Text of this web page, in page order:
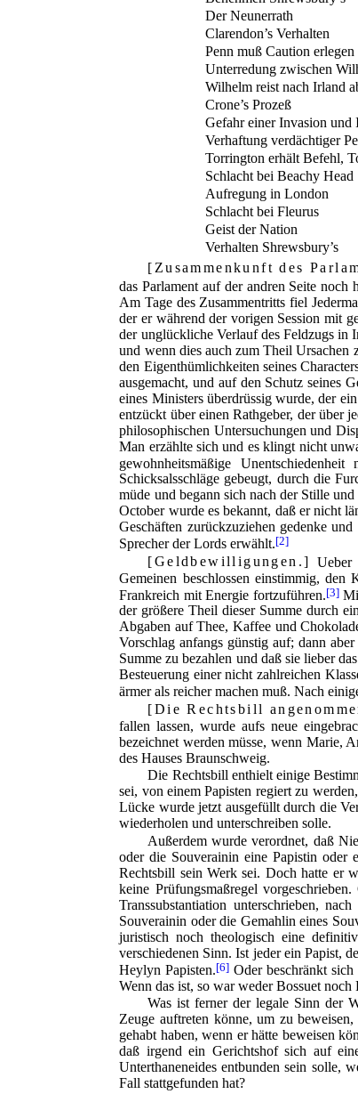
Der Neunerrath
Clarendon’s Verhalten
Penn muß Caution erlegen
Unterredung zwischen
Wilhelm reist nach Irland
Crone’s Prozeß
Gefahr einer Invasion und
Verhaftung verdächtiger
Torrington erhält Befehl,
Schlacht bei Beachy Head
Aufregung in London
Schlacht bei Fleurus
Geist der Nation
Verhalten Shrewsbury’s
Zusammenkunft des
das Parlament auf der andren Seite
Am Tage des Zusammentritts fiel
der er während der vorigen Session mit
der unglückliche Verlauf des Feldzugs in
und wenn dies auch zum Theil Ursachen
den Eigenthümlichkeiten seines
ausgemacht, und auf den Schutz seines
eines Ministers überdrüssig wurde, der
entzückt über einen Rathgeber, der über
philosophischen Untersuchungen und
Man erzählte sich und es klingt nicht
gewohnheitsmäßige
Schicksalsschläge gebeugt, durch die
müde und begann sich nach der Stille
October wurde es bekannt, daß er nicht
Geschäften zurückzuziehen gedenke
Sprecher der Lords erwählt. [2]
Geldbewilligungen.
Ueber
Gemeinen beschlossen einstimmig,
Frankreich mit Energie fortzuführen. [3]
der größere Theil dieser Summe durch
Abgaben auf Thee, Kaffee und
Vorschlag anfangs günstig auf; dann
Summe zu bezahlen und daß sie lieber
Besteuerung einer nicht zahlreichen
ärmer als reicher machen muß. Nach
Die Rechtsbill
fallen lassen, wurde aufs neue
bezeichnet werden müsse, wenn Marie,
des Hauses Braunschweig.
Die Rechtsbill enthielt einige
sei, von einem Papisten regiert zu
Lücke wurde jetzt ausgefüllt durch die
wiederholen und unterschreiben solle.
Außerdem wurde verordnet, daß
oder die Souverainin eine Papistin oder
Rechtsbill sein Werk sei. Doch hatte er
keine Prüfungsmaßregel
Transsubstantiation unterschrieben,
Souverainin oder die Gemahlin eines
juristisch noch theologisch eine
verschiedenen Sinn. Ist jeder ein Papist,
Heylyn Papisten.[6] Oder beschränkt
Wenn das ist, so war weder Bossuet noch
Was ist ferner der legale Sinn der
Zeuge auftreten könne, um zu
gehabt haben, wenn er hätte beweisen
daß irgend ein Gerichtshof sich auf
Unterthaneneides entbunden sein solle,
Fall stattgefunden hat?